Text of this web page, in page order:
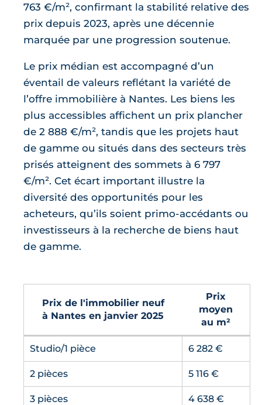
763 €/m², confirmant la stabilité relative des
prix depuis 2023, après une décennie
marquée par une progression soutenue.
Le prix médian est accompagné d’un
éventail de valeurs reflétant la variété de
l’offre immobilière à Nantes. Les biens les
plus accessibles affichent un prix plancher
de 2 888 €/m², tandis que les projets haut
de gamme ou situés dans des secteurs très
prisés atteignent des sommets à 6 797
€/m². Cet écart important illustre la
diversité des opportunités pour les
acheteurs, qu’ils soient primo-accédants ou
investisseurs à la recherche de biens haut
de gamme.
Prix de l'immobilier neuf
à Nantes en janvier 2025
Prix
moyen
au m²
Studio/1 pièce 6 282 €
2 pièces 5 116 €
3 pièces 4 638 €